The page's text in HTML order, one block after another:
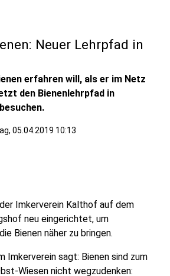
Neuer Lehrpfad in
erfahren will, als er im Netz
den Bienenlehrpfad in
05.04.2019 10:13
Imkerverein Kalthof auf dem
neu eingerichtet, um
Bienen näher zu bringen.
Imkerverein sagt: Bienen sind zum
Wiesen nicht wegzudenken: